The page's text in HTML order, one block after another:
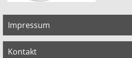
Impressum
Kontakt